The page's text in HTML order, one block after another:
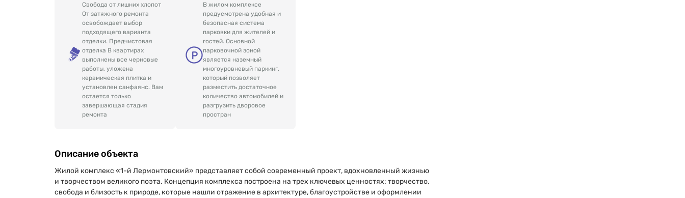
Свобода от лишних хлопот
От затяжного ремонта
освобождает выбор
подходящего варианта
отделки. Предчистовая
отделка В квартирах
выполнены все черновые
работы, уложена
керамическая плитка и
установлен санфаянс. Вам
остается только
завершающая стадия
ремонта
В жилом комплексе
предусмотрена удобная и
безопасная система
парковки для жителей и
гостей. Основной
парковочной зоной
является наземный
многоуровневый паркинг,
который позволяет
разместить достаточное
количество автомобилей и
разгрузить дворовое
простран
Описание объекта
Жилой комплекс «1-й Лермонтовский» представляет собой современный проект, вдохновленный жизнью
и творчеством великого поэта. Концепция комплекса построена на трех ключевых ценностях: творчество,
свобода и близость к природе, которые нашли отражение в архитектуре, благоустройстве и оформлении